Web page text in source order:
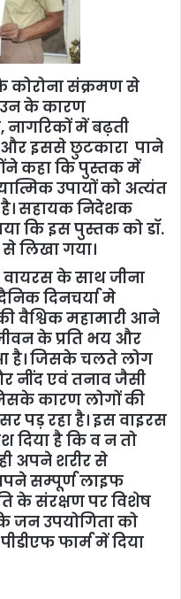
कोरोना संक्रमण से
के कारण
में बढ़ती
इससे छुटकारा पाने
कहा कि पुस्तक में
उपायों को अत्यंत
सहायक निदेशक
कि इस पुस्तक को डॉ.
से लिखा गया।
के साथ जीना
दिनचर्या मे
वैश्विक महामारी आने
के प्रति भय और
है। जिसके चलते लोग
नींद एवं तनाव जैसी
कारण लोगों की
पड़ रहा है। इस वाइरस
दिया है कि व न तो
अपने शरीर से
सम्पूर्ण लाइफ
के संरक्षण पर विशेष
जन उपयोगिता को
फार्म में दिया